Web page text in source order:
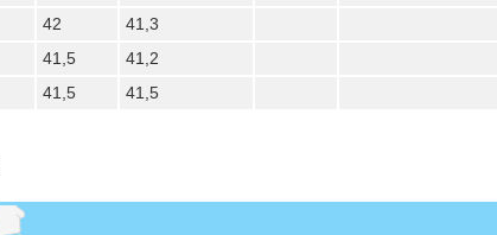
42
41,3
41,5
41,2
41,5 41,5